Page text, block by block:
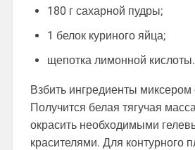
180 г сахарной пудры;
1 белок куриного яйца;
щепотка лимонной кислоты.
Взбить ингредиенты миксером
Получится белая тягучая
окрасить необходимыми
красителями. Для контурного